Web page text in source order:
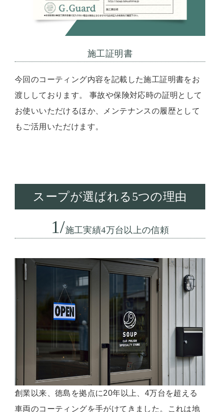
施工証明書
今回のコーティング内容を記載した施工証明書をお
渡ししております。 事故や保険対応時の証明として
お使いいただけるほか、メンテナンスの履歴として
もご活用いただけます。
スープが選ばれる5つの理由
1/施工実績4万台以上の信頼
創業以来、徳島を拠点に20年以上、4万台を超える
車両のコーティングを手がけてきました。これは地